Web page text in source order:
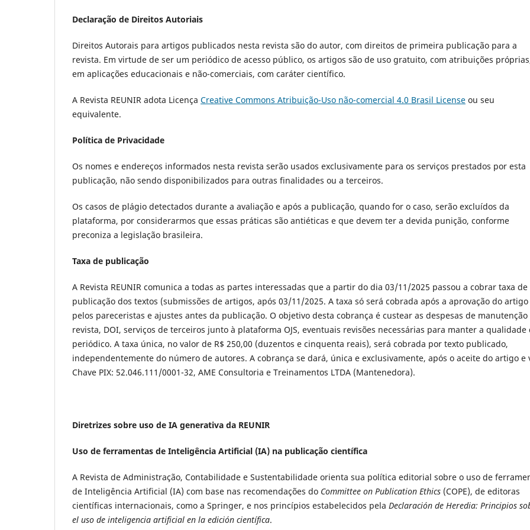
Declaração de Direitos Autoriais
Direitos Autorais para artigos publicados nesta revista são do autor, com direitos de primeira publicação para a
revista. Em virtude de ser um periódico de acesso público, os artigos são de uso gratuito, com atribuições
em aplicações educacionais e não-comerciais, com caráter científico.
A Revista REUNIR adota Licença Creative Commons Atribuição-Uso não-comercial 4.0 Brasil License ou seu
equivalente.
Política de Privacidade
Os nomes e endereços informados nesta revista serão usados exclusivamente para os serviços prestados por esta
publicação, não sendo disponibilizados para outras finalidades ou a terceiros.
Os casos de plágio detectados durante a avaliação e após a publicação, quando for o caso, serão excluídos da
plataforma, por considerarmos que essas práticas são antiéticas e que devem ter a devida punição, conforme
preconiza a legislação brasileira.
Taxa de publicação
A Revista REUNIR comunica a todas as partes interessadas que a partir do dia 03/11/2025 passou a cobrar taxa de
publicação dos textos (submissões de artigos, após 03/11/2025. A taxa só será cobrada após a aprovação do artigo
pelos pareceristas e ajustes antes da publicação. O objetivo desta cobrança é custear as despesas de manutenção
revista, DOI, serviços de terceiros junto à plataforma OJS, eventuais revisões necessárias para manter a qualidade
periódico. A taxa única, no valor de R$ 250,00 (duzentos e cinquenta reais), será cobrada por texto publicado,
independentemente do número de autores. A cobrança se dará, única e exclusivamente, após o aceite do artigo e
Chave PIX: 52.046.111/0001-32, AME Consultoria e Treinamentos LTDA (Mantenedora).
Diretrizes sobre uso de IA generativa da REUNIR
Uso de ferramentas de Inteligência Artificial (IA) na publicação científica
A Revista de Administração, Contabilidade e Sustentabilidade orienta sua política editorial sobre o uso de
de Inteligência Artificial (IA) com base nas recomendações do Committee on Publication Ethics (COPE), de editoras
científicas internacionais, como a Springer, e nos princípios estabelecidos pela Declaración de Heredia: Principios
el uso de inteligencia artificial en la edición científica.